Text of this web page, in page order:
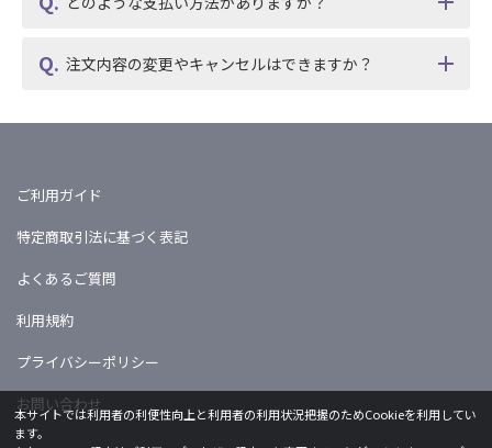
注文内容の変更やキャンセルはできますか？
ご利用ガイド
特定商取引法に基づく表記
よくあるご質問
利用規約
プライバシーポリシー
お問い合わせ
本サイトでは利用者の利便性向上と利用者の利用状況把握のためCookieを利用してい
ます。